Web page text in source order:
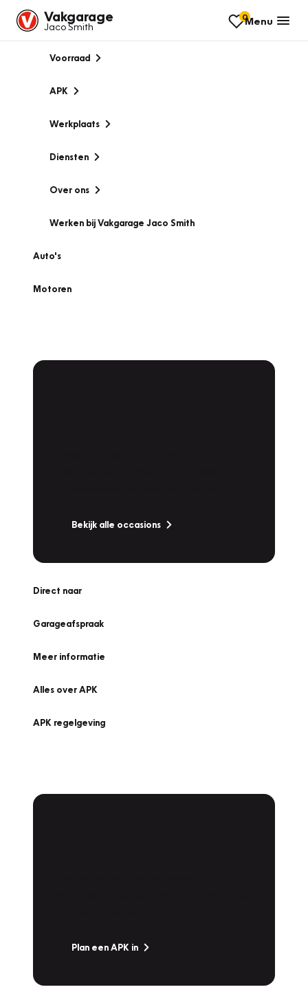
Vakgarage
Jaco Smith
0Menu
Voorraad
APK
Werkplaats
Diensten
Over ons
Werken bij Vakgarage Jaco Smith
Auto's
Motoren
Bekijk alle occasions
Direct naar
Garageafspraak
Meer informatie
Alles over APK
APK regelgeving
Plan een APK in